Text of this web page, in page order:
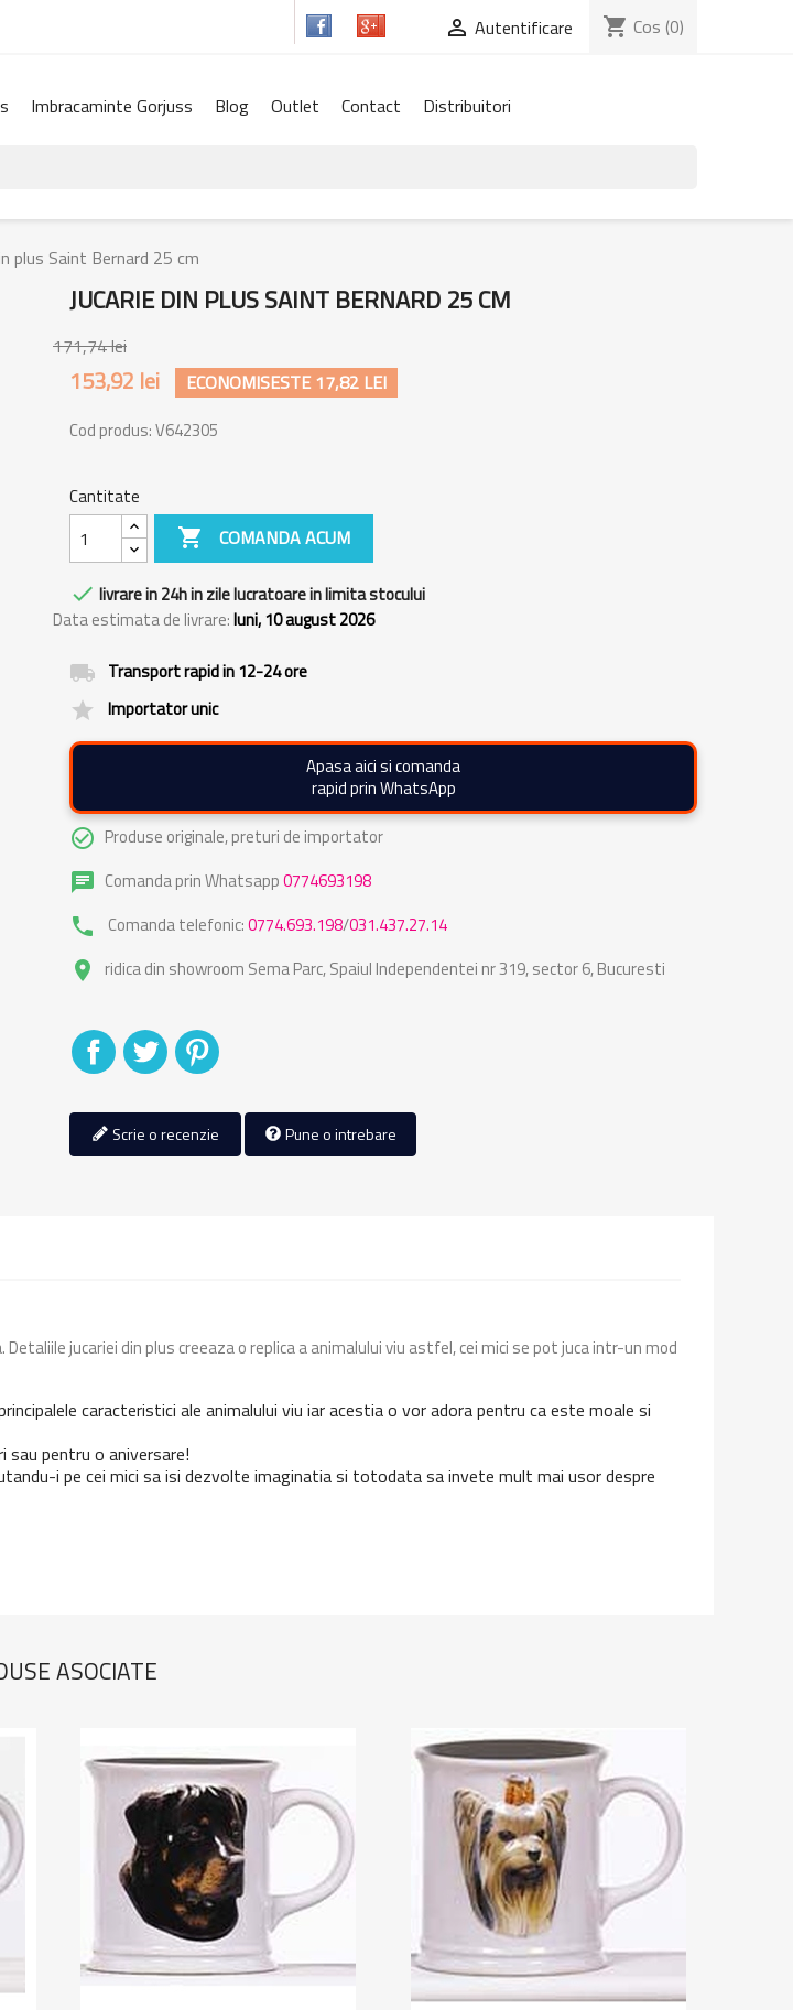
 Autentificare shopping_cart Cos (0)
Imbracaminte Gorjuss Blog Outlet Contact Distribuitori
plus Saint Bernard 25 cm
JUCARIE DIN PLUS SAINT BERNARD 25 CM
171,74 lei
153,92 lei ECONOMISESTE 17,82 LEI
Cod produs:V642305
Cantitate
 COMANDA ACUM
 livrare in 24h in zile lucratoare in limita stocului
Data estimata de livrare:luni, 10 august 2026
local_shipping Transport rapid in 12-24 ore
grade Importator unic
Apasa aici si comanda
rapid prin WhatsApp
check_circle_outline Produse originale, preturi de importator
chat Comanda prin Whatsapp0774693198
phone Comanda telefonic:0774.693.198/031.437.27.14
place ridica din showroom Sema Parc, Spaiul Independentei nr 319, sector 6, Bucuresti
DistribuitiTweet
Scrie o recenzie Pune o intrebare
jucariei din plus creeaza o replica a animalului viu astfel, cei mici se pot juca intr-un mod
caracteristici ale animalului viu iar acestia o vor adora pentru ca este moale si
sau pentru o aniversare!
i pe cei mici sa isi dezvolte imaginatia si totodata sa invete mult mai usor despre
ASOCIATE